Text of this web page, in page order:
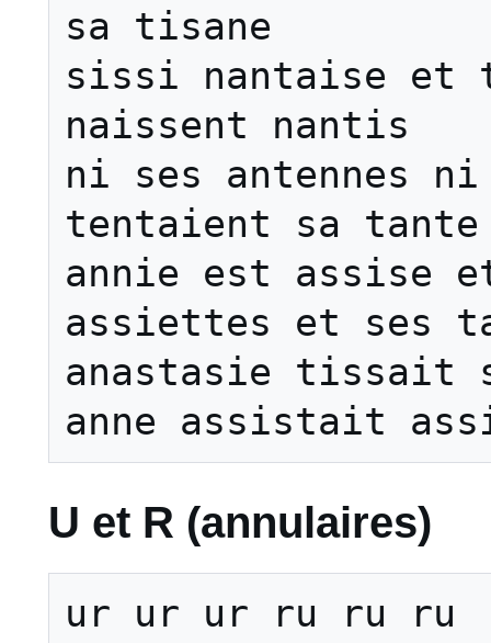
sa tisane
sissi nantaise
naissent nantis
ni ses antennes
tentaient sa tante
annie est assise
assiettes et ses
anastasie tissait
U et R (annulaires)
ur ur ur ru ru ru